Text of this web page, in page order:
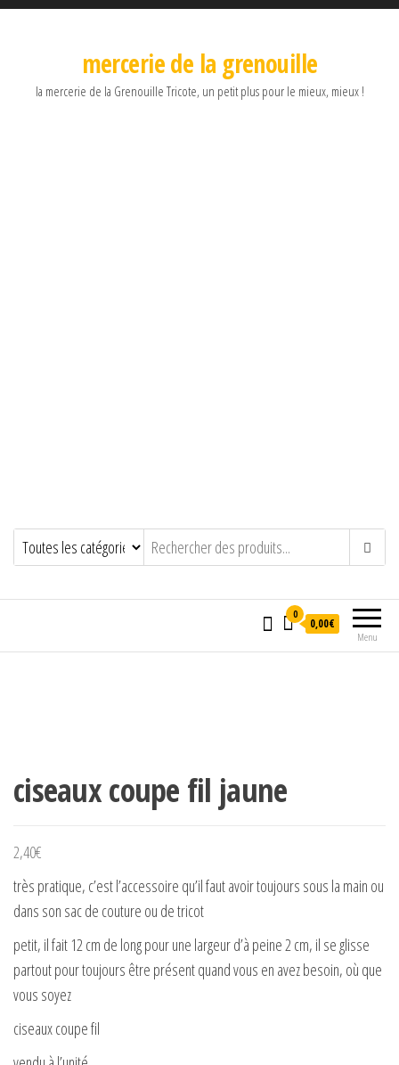
mercerie de la grenouille
la mercerie de la Grenouille Tricote, un petit plus pour le mieux, mieux !
Menu
0
0,00€
ciseaux coupe fil jaune
2,40€
très pratique, c’est l’accessoire qu’il faut avoir toujours sous la main ou
dans son sac de couture ou de tricot
petit, il fait 12 cm de long pour une largeur d’à peine 2 cm, il se glisse
partout pour toujours être présent quand vous en avez besoin, où que
vous soyez
ciseaux coupe fil